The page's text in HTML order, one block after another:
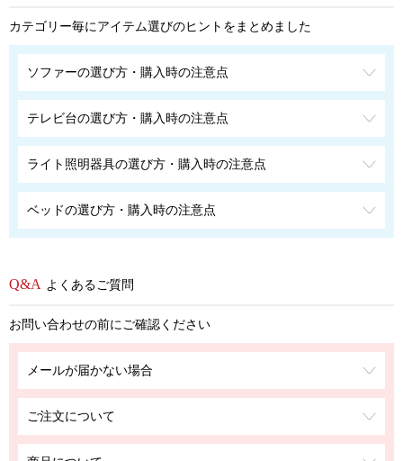
カテゴリー毎にアイテム選びのヒントをまとめました
ソファーの選び方・購入時の注意点
テレビ台の選び方・購入時の注意点
ライト照明器具の選び方・購入時の注意点
ベッドの選び方・購入時の注意点
よくあるご質問
お問い合わせの前にご確認ください
メールが届かない場合
ご注文について